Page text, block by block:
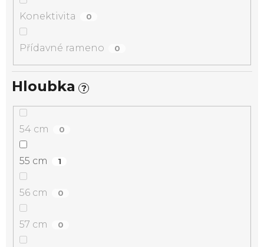
Konektivita 0
Přídavné rameno 0
Hloubka ?
54 cm 0
55 cm 1
56 cm 0
57 cm 0